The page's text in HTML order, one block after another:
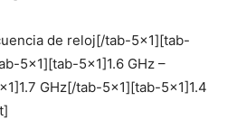
de reloj[/tab-5×1][tab-
5×1][tab-5×1]1.6 GHz –
GHz[/tab-5×1][tab-5×1]1.4